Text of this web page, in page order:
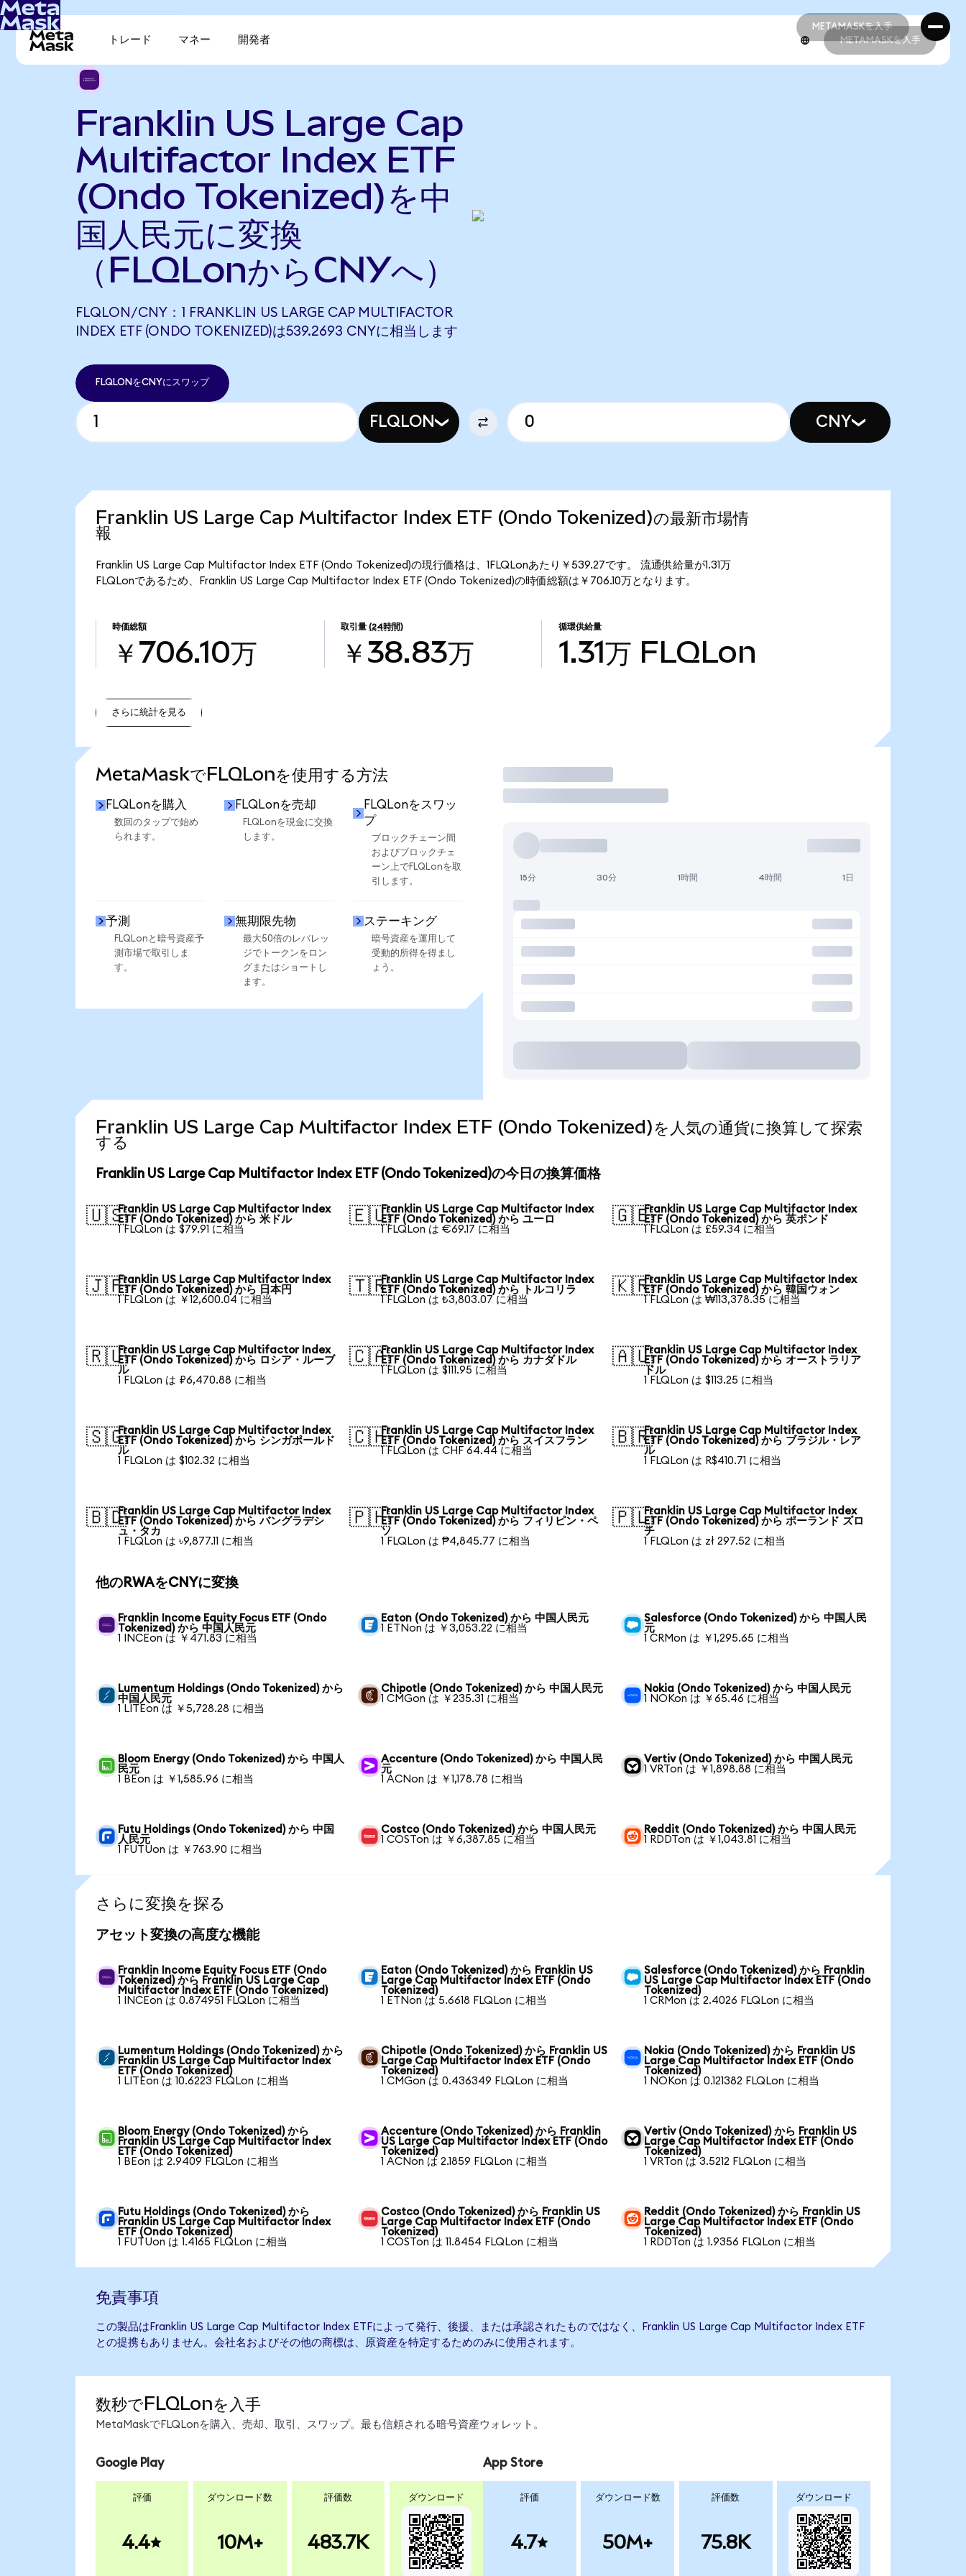
METAMASKを入手
METAMASKを入手
トレード マネー 開発者 METAMASKを入手
Franklin US Large Cap
Multifactor Index ETF
(Ondo Tokenized)を中
国人民元に変換
（FLQLonからCNYへ）
FLQLON/CNY：1 FRANKLIN US LARGE CAP MULTIFACTOR
INDEX ETF (ONDO TOKENIZED)は539.2693 CNYに相当します
FLQLONをCNYにスワップ
FLQLON CNY
Franklin US Large Cap Multifactor Index ETF (Ondo Tokenized)の最新市場情
報
Franklin US Large Cap Multifactor Index ETF (Ondo Tokenized)の現行価格は、1FLQLonあたり￥539.27です。 流通供給量が1.31万
FLQLonであるため、Franklin US Large Cap Multifactor Index ETF (Ondo Tokenized)の時価総額は￥706.10万となります。
時価総額
￥706.10万
取引量 (24時間)
￥38.83万
循環供給量
1.31万 FLQLon
さらに統計を見る
MetaMaskでFLQLonを使用する方法
FLQLonを購入
数回のタップで始め
られます。
FLQLonを売却
FLQLonを現金に交換
します。
FLQLonをスワッ
プ
ブロックチェーン間
およびブロックチェ
ーン上でFLQLonを取
引します。
予測
FLQLonと暗号資産予
測市場で取引しま
す。
無期限先物
最大50倍のレバレッ
ジでトークンをロン
グまたはショートし
ます。
ステーキング
暗号資産を運用して
受動的所得を得まし
ょう。
取引
15分 30分 1時間 4時間 1日
Franklin US Large Cap Multifactor Index ETF (Ondo Tokenized)を人気の通貨に換算して探索
する
Franklin US Large Cap Multifactor Index ETF (Ondo Tokenized)の今日の換算価格
🇺🇸Franklin US Large Cap Multifactor Index
ETF (Ondo Tokenized) から 米ドル
1 FLQLon は $79.91 に相当
🇪🇺Franklin US Large Cap Multifactor Index
ETF (Ondo Tokenized) から ユーロ
1 FLQLon は €69.17 に相当
🇬🇧Franklin US Large Cap Multifactor Index
ETF (Ondo Tokenized) から 英ポンド
1 FLQLon は £59.34 に相当
🇯🇵Franklin US Large Cap Multifactor Index
ETF (Ondo Tokenized) から 日本円
1 FLQLon は ￥12,600.04 に相当
🇹🇷Franklin US Large Cap Multifactor Index
ETF (Ondo Tokenized) から トルコリラ
1 FLQLon は ₺3,803.07 に相当
🇰🇷Franklin US Large Cap Multifactor Index
ETF (Ondo Tokenized) から 韓国ウォン
1 FLQLon は ₩113,378.35 に相当
🇷🇺Franklin US Large Cap Multifactor Index
ETF (Ondo Tokenized) から ロシア・ルーブ
ル
1 FLQLon は ₽6,470.88 に相当
🇨🇦Franklin US Large Cap Multifactor Index
ETF (Ondo Tokenized) から カナダドル
1 FLQLon は $111.95 に相当
🇦🇺Franklin US Large Cap Multifactor Index
ETF (Ondo Tokenized) から オーストラリア
ドル
1 FLQLon は $113.25 に相当
🇸🇬Franklin US Large Cap Multifactor Index
ETF (Ondo Tokenized) から シンガポールド
ル
1 FLQLon は $102.32 に相当
🇨🇭Franklin US Large Cap Multifactor Index
ETF (Ondo Tokenized) から スイスフラン
1 FLQLon は CHF 64.44 に相当
🇧🇷Franklin US Large Cap Multifactor Index
ETF (Ondo Tokenized) から ブラジル・レア
ル
1 FLQLon は R$410.71 に相当
🇧🇩Franklin US Large Cap Multifactor Index
ETF (Ondo Tokenized) から バングラデシ
ュ・タカ
1 FLQLon は ৳9,877.11 に相当
🇵🇭Franklin US Large Cap Multifactor Index
ETF (Ondo Tokenized) から フィリピン・ペ
ソ
1 FLQLon は ₱4,845.77 に相当
🇵🇱Franklin US Large Cap Multifactor Index
ETF (Ondo Tokenized) から ポーランド ズロ
チ
1 FLQLon は zł 297.52 に相当
他のRWAをCNYに変換
Franklin Income Equity Focus ETF (Ondo
Tokenized) から 中国人民元
1 INCEon は ￥471.83 に相当
Eaton (Ondo Tokenized) から 中国人民元
1 ETNon は ￥3,053.22 に相当
Salesforce (Ondo Tokenized) から 中国人民
元
1 CRMon は ￥1,295.65 に相当
Lumentum Holdings (Ondo Tokenized) から
中国人民元
1 LITEon は ￥5,728.28 に相当
Chipotle (Ondo Tokenized) から 中国人民元
1 CMGon は ￥235.31 に相当
Nokia (Ondo Tokenized) から 中国人民元
1 NOKon は ￥65.46 に相当
Bloom Energy (Ondo Tokenized) から 中国人
民元
1 BEon は ￥1,585.96 に相当
Accenture (Ondo Tokenized) から 中国人民
元
1 ACNon は ￥1,178.78 に相当
Vertiv (Ondo Tokenized) から 中国人民元
1 VRTon は ￥1,898.88 に相当
Futu Holdings (Ondo Tokenized) から 中国
人民元
1 FUTUon は ￥763.90 に相当
Costco (Ondo Tokenized) から 中国人民元
1 COSTon は ￥6,387.85 に相当
Reddit (Ondo Tokenized) から 中国人民元
1 RDDTon は ￥1,043.81 に相当
さらに変換を探る
アセット変換の高度な機能
Franklin Income Equity Focus ETF (Ondo
Tokenized) から Franklin US Large Cap
Multifactor Index ETF (Ondo Tokenized)
1 INCEon は 0.874951 FLQLon に相当
Eaton (Ondo Tokenized) から Franklin US
Large Cap Multifactor Index ETF (Ondo
Tokenized)
1 ETNon は 5.6618 FLQLon に相当
Salesforce (Ondo Tokenized) から Franklin
US Large Cap Multifactor Index ETF (Ondo
Tokenized)
1 CRMon は 2.4026 FLQLon に相当
Lumentum Holdings (Ondo Tokenized) から
Franklin US Large Cap Multifactor Index
ETF (Ondo Tokenized)
1 LITEon は 10.6223 FLQLon に相当
Chipotle (Ondo Tokenized) から Franklin US
Large Cap Multifactor Index ETF (Ondo
Tokenized)
1 CMGon は 0.436349 FLQLon に相当
Nokia (Ondo Tokenized) から Franklin US
Large Cap Multifactor Index ETF (Ondo
Tokenized)
1 NOKon は 0.121382 FLQLon に相当
Bloom Energy (Ondo Tokenized) から
Franklin US Large Cap Multifactor Index
ETF (Ondo Tokenized)
1 BEon は 2.9409 FLQLon に相当
Accenture (Ondo Tokenized) から Franklin
US Large Cap Multifactor Index ETF (Ondo
Tokenized)
1 ACNon は 2.1859 FLQLon に相当
Vertiv (Ondo Tokenized) から Franklin US
Large Cap Multifactor Index ETF (Ondo
Tokenized)
1 VRTon は 3.5212 FLQLon に相当
Futu Holdings (Ondo Tokenized) から
Franklin US Large Cap Multifactor Index
ETF (Ondo Tokenized)
1 FUTUon は 1.4165 FLQLon に相当
Costco (Ondo Tokenized) から Franklin US
Large Cap Multifactor Index ETF (Ondo
Tokenized)
1 COSTon は 11.8454 FLQLon に相当
Reddit (Ondo Tokenized) から Franklin US
Large Cap Multifactor Index ETF (Ondo
Tokenized)
1 RDDTon は 1.9356 FLQLon に相当
免責事項
この製品はFranklin US Large Cap Multifactor Index ETFによって発行、後援、または承認されたものではなく、Franklin US Large Cap Multifactor Index ETF
との提携もありません。会社名およびその他の商標は、原資産を特定するためのみに使用されます。
数秒でFLQLonを入手
MetaMaskでFLQLonを購入、売却、取引、スワップ。最も信頼される暗号資産ウォレット。
Google Play
評価
4.4
ダウンロード数
10M+
評価数
483.7K
ダウンロード
App Store
評価
4.7
ダウンロード数
50M+
評価数
75.8K
ダウンロード